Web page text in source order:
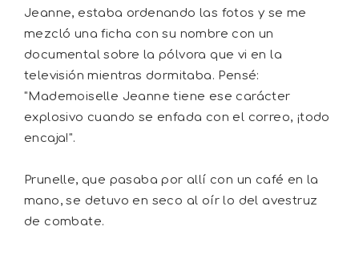
Jeanne, estaba ordenando las fotos y se me
mezcló una ficha con su nombre con un
documental sobre la pólvora que vi en la
televisión mientras dormitaba. Pensé:
"Mademoiselle Jeanne tiene ese carácter
explosivo cuando se enfada con el correo, ¡todo
encaja!".
Prunelle, que pasaba por allí con un café en la
mano, se detuvo en seco al oír lo del avestruz
de combate.